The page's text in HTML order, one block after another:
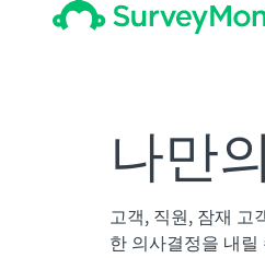
나만
고객, 직원, 잠재 고
한 의사결정을 내릴